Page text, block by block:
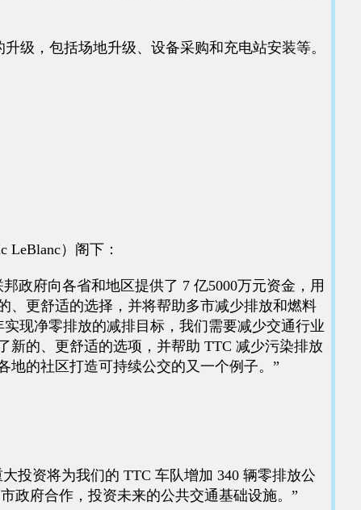
级，包括场地升级、设备采购和充电站安装等。
LeBlanc）阁下：
政府向各省和地区提供了 7 亿5000万元资金，用
、更舒适的选择，并将帮助多市减少排放和燃料
现净零排放的减排目标，我们需要减少交通行业
新的、更舒适的选项，并帮助 TTC 减少污染排放
地的社区打造可持续公交的又一个例子。”
投资将为我们的 TTC 车队增加 340 辆零排放公
政府合作，投资未来的公共交通基础设施。”